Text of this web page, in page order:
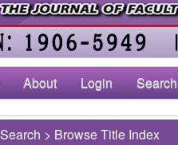
About Login Search
Search > Browse Title Index